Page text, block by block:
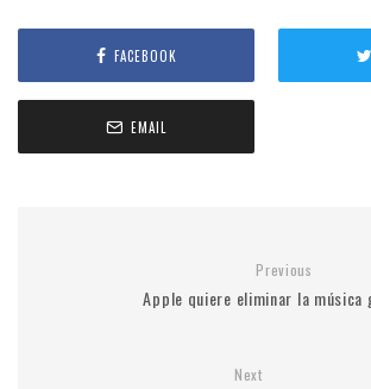
FACEBOOK
EMAIL
Previous
Apple quiere eliminar la
Next